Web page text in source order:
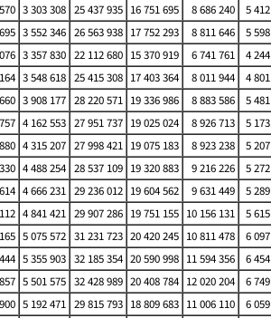
3 303 308 25 437 935 16 751 695 8 686 240 5
3 552 346 26 563 938 17 752 293 8 811 646 5
3 357 830 22 112 680 15 370 919 6 741 761 4
3 548 618 25 415 308 17 403 364 8 011 944 4
3 908 177 28 220 571 19 336 986 8 883 586 5
4 162 553 27 951 737 19 025 024 8 926 713 5
4 315 207 27 998 421 19 075 183 8 923 238 5
4 488 254 28 537 109 19 320 883 9 216 226 5
4 666 231 29 236 012 19 604 562 9 631 449 5
4 841 421 29 907 286 19 751 155 10 156 131 5
5 075 572 31 231 723 20 420 245 10 811 478 6
5 355 903 32 185 354 20 590 998 11 594 356 6
5 501 575 32 428 989 20 408 784 12 020 204 6
5 192 471 29 815 793 18 809 683 11 006 110 6